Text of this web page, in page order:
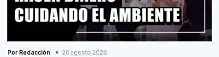
Por Redacción 26 agosto 2026